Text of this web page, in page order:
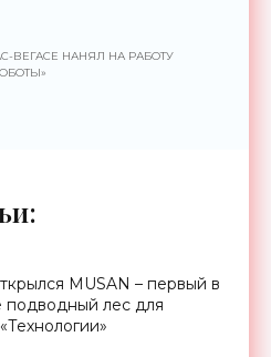
ВЕГАСЕ НАНЯЛ НА РАБОТУ
MUSAN – первый в
подводный лес для